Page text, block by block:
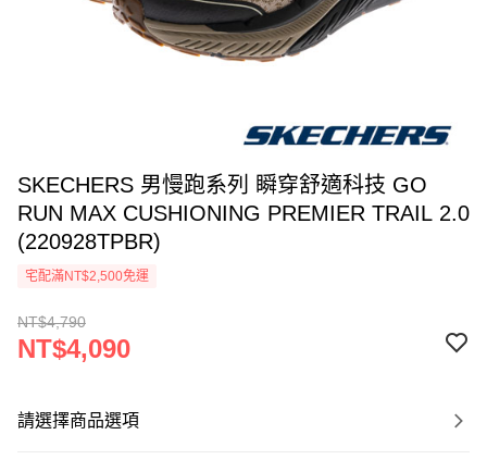
SKECHERS 男慢跑系列 瞬穿舒適科技 GO
RUN MAX CUSHIONING PREMIER TRAIL 2.0
(220928TPBR)
宅配滿NT$2,500免運
NT$4,790
NT$4,090
請選擇商品選項